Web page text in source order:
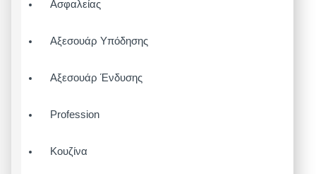
Ασφαλείας
Αξεσουάρ Υπόδησης
Αξεσουάρ Ένδυσης
Profession
Κουζίνα